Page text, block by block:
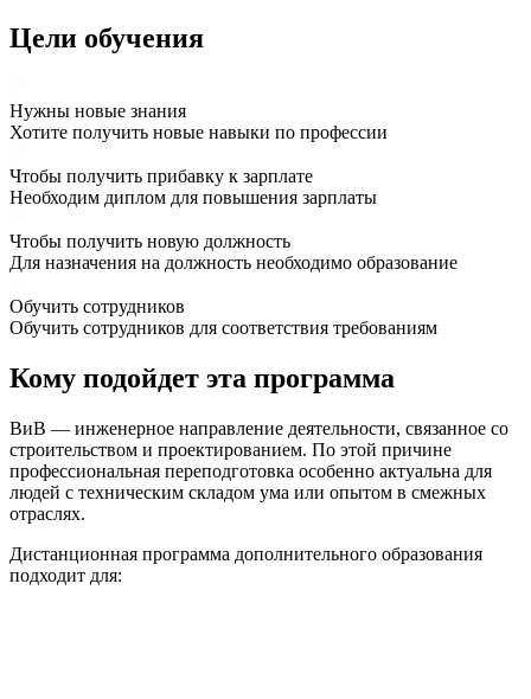
Цели обучения
Нужны новые знания
Хотите получить новые навыки по профессии
Чтобы получить прибавку к зарплате
Необходим диплом для повышения зарплаты
Чтобы получить новую должность
Для назначения на должность необходимо образование
Обучить сотрудников
Обучить сотрудников для соответствия требованиям
Кому подойдет эта программа
ВиВ — инженерное направление деятельности, связанное со
строительством и проектированием. По этой причине
профессиональная переподготовка особенно актуальна для
людей с техническим складом ума или опытом в смежных
отраслях.
Дистанционная программа дополнительного образования
подходит для: